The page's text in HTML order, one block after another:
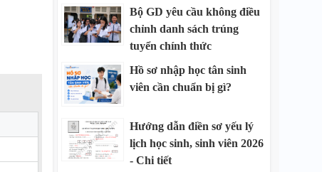
Bộ GD yêu cầu không điều
chỉnh danh sách trúng
tuyển chính thức
Hồ sơ nhập học tân sinh
viên cần chuẩn bị gì?
Hướng dẫn điền sơ yếu lý
lịch học sinh, sinh viên 2026
- Chi tiết